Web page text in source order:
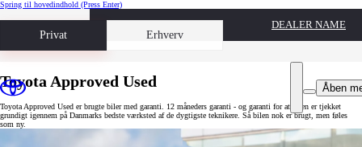
Spring til hovedindhold (Press Enter)
Privat Erhverv
Book prøvetur
DEALER NAME
Åben
Toyota Approved Used
Toyota Approved Used er brugte biler med garanti. 12 måneders garanti - og garanti for at bilen er tjekket
grundigt igennem på Danmarks bedste værksted af de dygtigste teknikere. Så bilen nok er brugt, men føles
som ny.